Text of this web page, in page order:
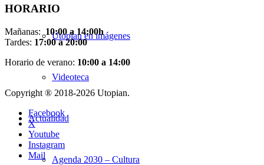
Utopian en imágenes
Videoteca
Actualidad
Agenda 2030 – Cultura
HORARIO
Mañanas: 10:00 a 14:00h
Tardes: 17:00 a 20:00
Horario de verano: 10:00 a 14:00
Copyright ® 2018-2026 Utopian.
Facebook
X
Youtube
Instagram
Mail